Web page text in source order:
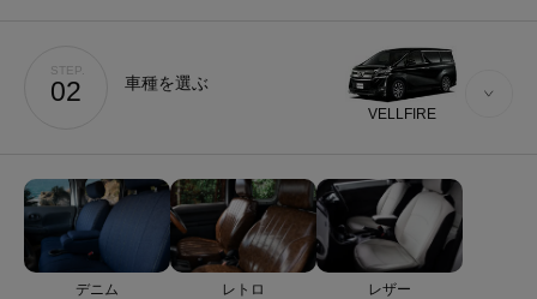
STEP.
02 車種を選ぶ
VELLFIRE
デニム レトロ レザー